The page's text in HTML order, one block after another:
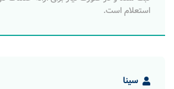
استعلام است.
سینا